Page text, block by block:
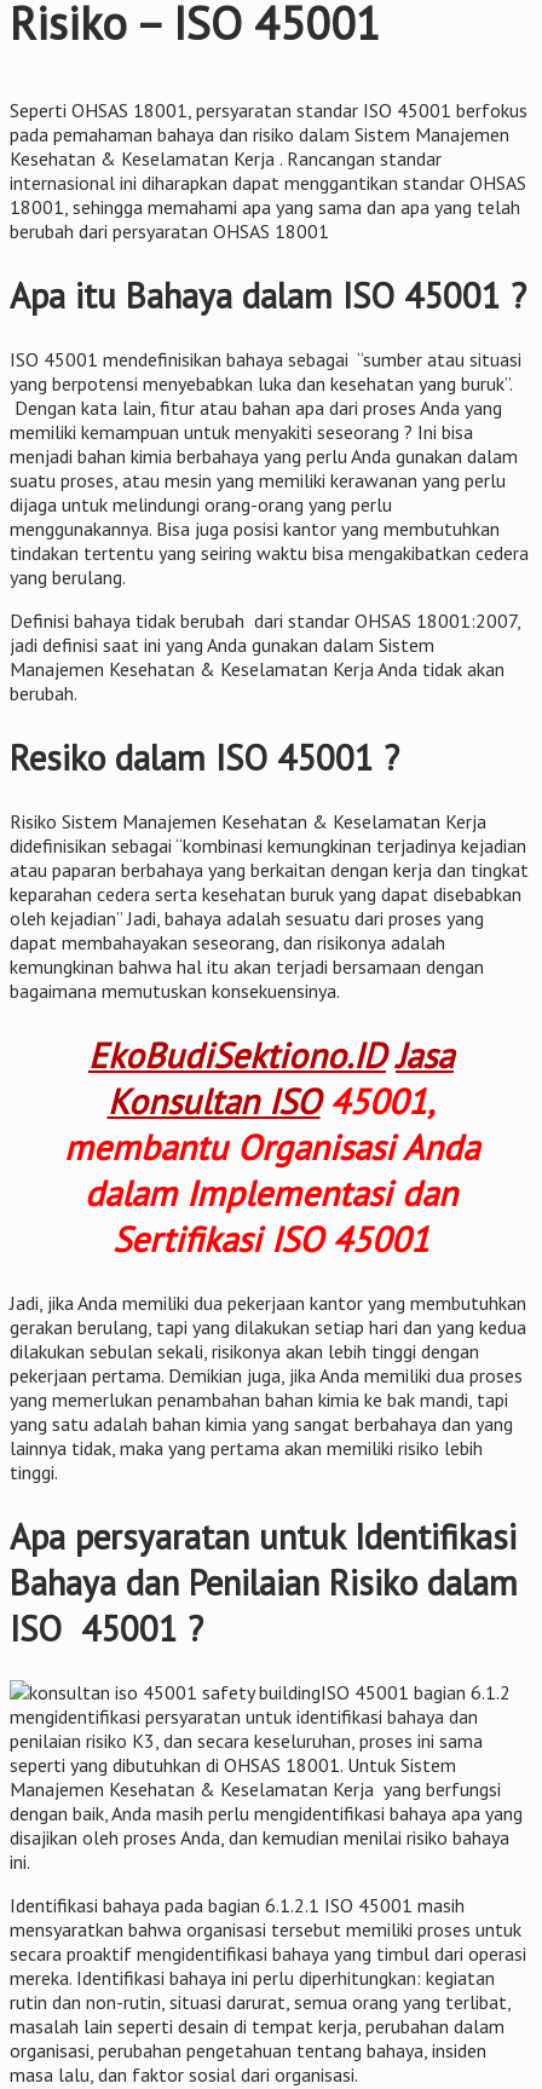
Risiko – ISO 45001
Seperti OHSAS 18001, persyaratan standar ISO 45001 berfokus
pada pemahaman bahaya dan risiko dalam Sistem Manajemen
Kesehatan & Keselamatan Kerja . Rancangan standar
internasional ini diharapkan dapat menggantikan standar OHSAS
18001, sehingga memahami apa yang sama dan apa yang telah
berubah dari persyaratan OHSAS 18001
Apa itu Bahaya dalam ISO 45001 ?
ISO 45001 mendefinisikan bahaya sebagai “sumber atau situasi
yang berpotensi menyebabkan luka dan kesehatan yang buruk”.
Dengan kata lain, fitur atau bahan apa dari proses Anda yang
memiliki kemampuan untuk menyakiti seseorang ? Ini bisa
menjadi bahan kimia berbahaya yang perlu Anda gunakan dalam
suatu proses, atau mesin yang memiliki kerawanan yang perlu
dijaga untuk melindungi orang-orang yang perlu
menggunakannya. Bisa juga posisi kantor yang membutuhkan
tindakan tertentu yang seiring waktu bisa mengakibatkan cedera
yang berulang.
Definisi bahaya tidak berubah dari standar OHSAS 18001:2007,
jadi definisi saat ini yang Anda gunakan dalam Sistem
Manajemen Kesehatan & Keselamatan Kerja Anda tidak akan
berubah.
Resiko dalam ISO 45001 ?
Risiko Sistem Manajemen Kesehatan & Keselamatan Kerja
didefinisikan sebagai “kombinasi kemungkinan terjadinya kejadian
atau paparan berbahaya yang berkaitan dengan kerja dan tingkat
keparahan cedera serta kesehatan buruk yang dapat disebabkan
oleh kejadian” Jadi, bahaya adalah sesuatu dari proses yang
dapat membahayakan seseorang, dan risikonya adalah
kemungkinan bahwa hal itu akan terjadi bersamaan dengan
bagaimana memutuskan konsekuensinya.
EkoBudiSektiono.ID Jasa
Konsultan ISO45001,
membantu Organisasi Anda
dalam Implementasi dan
Sertifikasi ISO 45001
Jadi, jika Anda memiliki dua pekerjaan kantor yang membutuhkan
gerakan berulang, tapi yang dilakukan setiap hari dan yang kedua
dilakukan sebulan sekali, risikonya akan lebih tinggi dengan
pekerjaan pertama. Demikian juga, jika Anda memiliki dua proses
yang memerlukan penambahan bahan kimia ke bak mandi, tapi
yang satu adalah bahan kimia yang sangat berbahaya dan yang
lainnya tidak, maka yang pertama akan memiliki risiko lebih
tinggi.
Apa persyaratan untuk Identifikasi
Bahaya dan Penilaian Risiko dalam
ISO 45001 ?
ISO 45001 bagian 6.1.2
mengidentifikasi persyaratan untuk identifikasi bahaya dan
penilaian risiko K3, dan secara keseluruhan, proses ini sama
seperti yang dibutuhkan di OHSAS 18001. Untuk Sistem
Manajemen Kesehatan & Keselamatan Kerja yang berfungsi
dengan baik, Anda masih perlu mengidentifikasi bahaya apa yang
disajikan oleh proses Anda, dan kemudian menilai risiko bahaya
ini.
Identifikasi bahaya pada bagian 6.1.2.1 ISO 45001 masih
mensyaratkan bahwa organisasi tersebut memiliki proses untuk
secara proaktif mengidentifikasi bahaya yang timbul dari operasi
mereka. Identifikasi bahaya ini perlu diperhitungkan: kegiatan
rutin dan non-rutin, situasi darurat, semua orang yang terlibat,
masalah lain seperti desain di tempat kerja, perubahan dalam
organisasi, perubahan pengetahuan tentang bahaya, insiden
masa lalu, dan faktor sosial dari organisasi.